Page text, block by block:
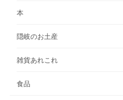
本
隠岐のお土産
雑貨あれこれ
食品